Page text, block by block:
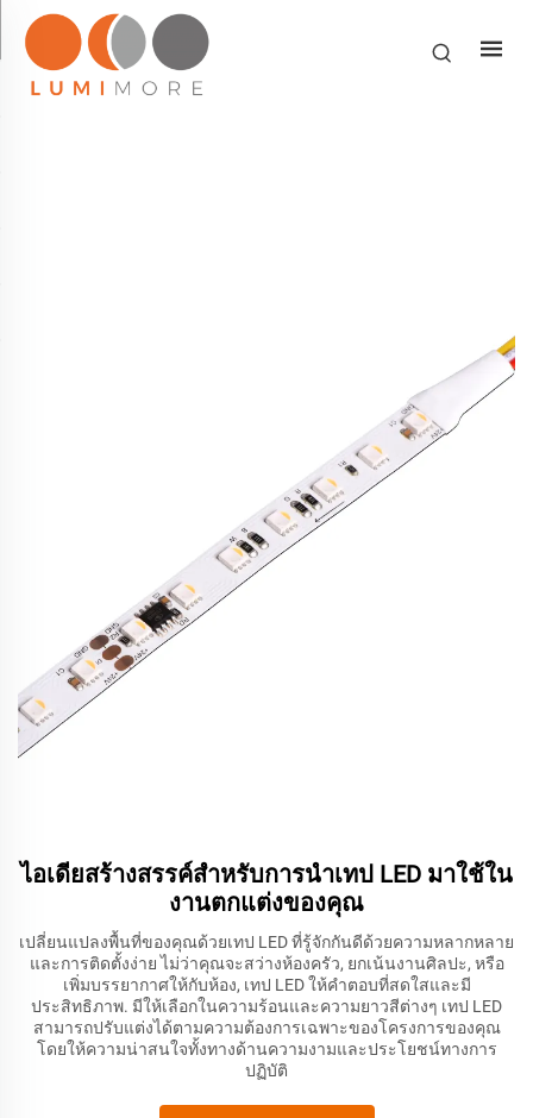
ไอเดียสร้างสรรค์สำหรับการนำเทป LED มาใช้ใน
งานตกแต่งของคุณ
เปลี่ยนแปลงพื้นที่ของคุณด้วยเทป LED ที่รู้จักกันดีด้วยความหลากหลาย
และการติดตั้งง่าย ไม่ว่าคุณจะสว่างห้องครัว, ยกเน้นงานศิลปะ, หรือ
เพิ่มบรรยากาศให้กับห้อง, เทป LED ให้คําตอบที่สดใสและมี
ประสิทธิภาพ. มีให้เลือกในความร้อนและความยาวสีต่างๆ เทป LED
สามารถปรับแต่งได้ตามความต้องการเฉพาะของโครงการของคุณ
โดยให้ความน่าสนใจทั้งทางด้านความงามและประโยชน์ทางการ
ปฏิบัติ